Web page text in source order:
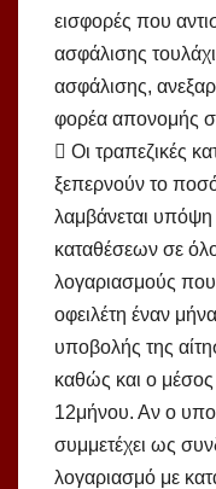
εισφορές που
ασφάλισης
ασφάλισης,
φορέα απονομής
 Οι τραπεζικές
ξεπερνούν το
λαμβάνεται
καταθέσεων σε
λογαριασμούς
οφειλέτη έναν
υποβολής της
καθώς και ο μέσος
12μήνου. Αν ο
συμμετέχει ως
λογαριασμό με